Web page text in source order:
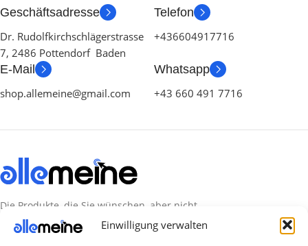
Einwilligung verwalten
Geschäftsadresse
Dr. Rudolfkirchschlägerstrasse
7, 2486 Pottendorf Baden
Telefon
+436604917716
E-Mail
shop.allemeine@gmail.com
Whatsapp
+43 660 491 7716
Die Produkte, die Sie wünschen, aber nicht
erreichen können, sind gleichzeitig mit der
Welt hier.